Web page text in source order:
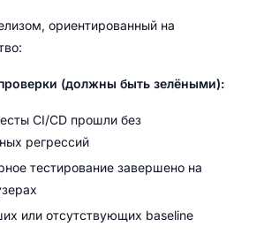
ориентированный на
(должны быть зелёными):
CI/CD прошли без
регрессий
тестирование завершено на
или отсутствующих baseline